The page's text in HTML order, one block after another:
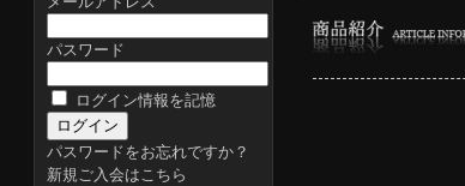
パスワード
ログイン情報を記憶
パスワードをお忘れですか？
新規ご入会はこちら